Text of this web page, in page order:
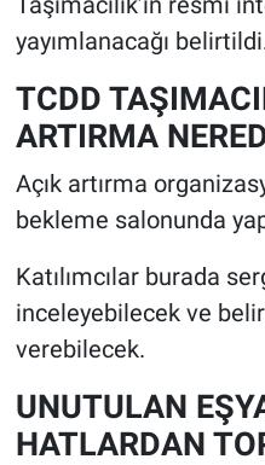
yayımlanacağı
TCDD
ARTIRMA
Açık artırma
bekleme salonunda
Katılımcılar burada
inceleyebilecek ve
verebilecek.
UNUTULAN
HATLARDAN